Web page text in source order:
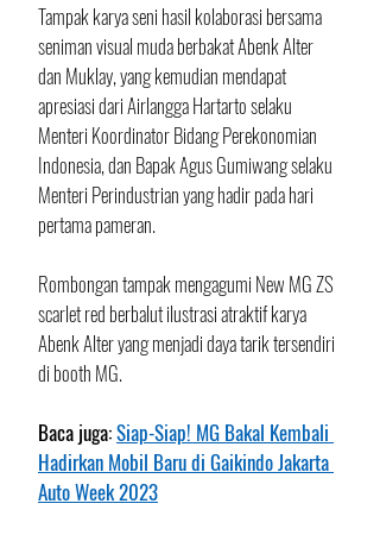
Tampak karya seni hasil kolaborasi bersama
seniman visual muda berbakat Abenk Alter
dan Muklay, yang kemudian mendapat
apresiasi dari Airlangga Hartarto selaku
Menteri Koordinator Bidang Perekonomian
Indonesia, dan Bapak Agus Gumiwang selaku
Menteri Perindustrian yang hadir pada hari
pertama pameran.
Rombongan tampak mengagumi New MG ZS
scarlet red berbalut ilustrasi atraktif karya
Abenk Alter yang menjadi daya tarik tersendiri
di booth MG.
Baca juga: Siap-Siap! MG Bakal Kembali
Hadirkan Mobil Baru di Gaikindo Jakarta
Auto Week 2023